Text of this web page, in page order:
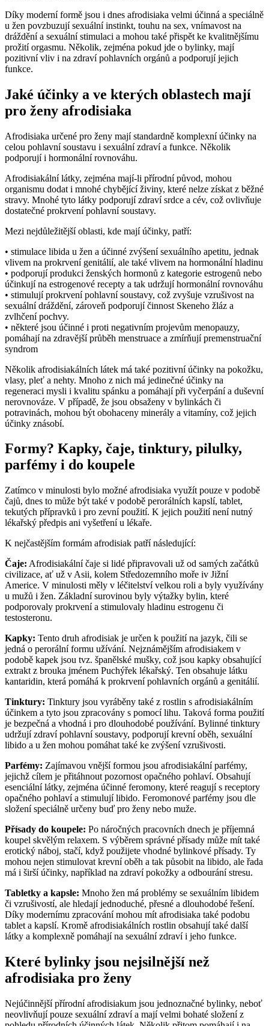
Díky moderní formě jsou i dnes afrodisiaka velmi účinná a speciálně
u žen povzbuzují sexuální instinkt, touhu na sex, vnímavost na
dráždění a sexuální stimulaci a mohou také přispět ke kvalitnějšímu
prožití orgasmu. Několik, zejména pokud jde o bylinky, mají
pozitivní vliv i na zdraví pohlavních orgánů a podporují jejich
funkce.
Jaké účinky a ve kterých oblastech mají
pro ženy afrodisiaka
Afrodisiaka určené pro ženy mají standardně komplexní účinky na
celou pohlavní soustavu i sexuální zdraví a funkce. Několik
podporují i hormonální rovnováhu.
Afrodisiakální látky, zejména mají-li přírodní původ, mohou
organismu dodat i mnohé chybějící živiny, které nelze získat z běžné
stravy. Mnohé tyto látky podporují zdraví srdce a cév, což ovlivňuje
dostatečné prokrvení pohlavní soustavy.
Mezi nejdůležitější oblasti, kde mají účinky, patří:
• stimulace libida u žen a účinné zvýšení sexuálního apetitu, jednak
vlivem na prokrvení genitálií, ale také vlivem na hormonální hladinu
• podporují produkci ženských hormonů z kategorie estrogenů nebo
účinkují na estrogenové recepty a tak udržují hormonální rovnováhu
• stimulují prokrvení pohlavní soustavy, což zvyšuje vzrušivost na
sexuální dráždění, zároveň podporují činnost Skeneho žláz a
zvlhčení pochvy.
• některé jsou účinné i proti negativním projevům menopauzy,
pomáhají na zdravější průběh menstruace a zmírňují premenstruační
syndrom
Několik afrodisiakálních látek má také pozitivní účinky na pokožku,
vlasy, pleť a nehty. Mnoho z nich má jedinečné účinky na
regeneraci mysli i kvalitu spánku a pomáhají při vyčerpání a duševní
nerovnováze. V případě, že jsou obsaženy v bylinkách či
potravinách, mohou být obohaceny minerály a vitamíny, což jejich
účinky znásobí.
Formy? Kapky, čaje, tinktury, pilulky,
parfémy i do koupele
Zatímco v minulosti bylo možné afrodisiaka využít pouze v podobě
čajů, dnes to může být také v podobě perorálních kapslí, tablet,
tekutých přípravků i pro zevní použití. K jejich použití není nutný
lékařský předpis ani vyšetření u lékaře.
K nejčastějším formám afrodisiak patří následující:
Čaje: Afrodisiakální čaje si lidé připravovali už od samých začátků
civilizace, ať už v Asii, kolem Středozemního moře iv Jižní
Americe. V minulosti měly v léčitelství velkou roli a byly využívány
u mužů i žen. Základní surovinou byly výtažky bylin, které
podporovaly prokrvení a stimulovaly hladinu estrogenu či
testosteronu.
Kapky: Tento druh afrodisiak je určen k použití na jazyk, čili se
jedná o perorální formu užívání. Nejznámějším afrodisiakem v
podobě kapek jsou tvz. španělské mušky, což jsou kapky obsahující
extrakt z brouka jménem Puchýřek lékařský. Ten obsahuje látku
kantaridin, která pomáhá k prokrvení pohlavních orgánů a genitálií.
Tinktury: Tinktury jsou vyráběny také z rostlin s afrodisiakálním
účinkem a tyto jsou zpracovány s pomocí lihu. Taková forma použití
je bezpečná a vhodná i pro dlouhodobé používání. Bylinné tinktury
udržují zdraví pohlavní soustavy, podporují krevní oběh, sexuální
libido a u žen mohou pomáhat také ke zvýšení vzrušivosti.
Parfémy: Zajímavou vnější formou jsou afrodisiakální parfémy,
jejichž cílem je přitáhnout pozornost opačného pohlaví. Obsahují
esenciální látky, zejména účinné feromony, které reagují s receptory
opačného pohlaví a stimulují libido. Feromonové parfémy jsou dle
složení speciálně určeny buď pro ženy nebo muže.
Přísady do koupele: Po náročných pracovních dnech je příjemná
koupel skvělým relaxem. S výběrem správné přísady může mít také
erotický náboj, stačí, když použijete vhodné bylinkové přísady. Ty
mohou nejen stimulovat krevní oběh a tak působit na libido, ale řada
má i širší účinky, například na zdraví pokožky a odbourání stresu.
Tabletky a kapsle: Mnoho žen má problémy se sexuálním libidem
či vzrušivostí, ale hledají jednoduché, přesné a dlouhodobé řešení.
Díky modernímu zpracování mohou mít afrodisiaka také podobu
tablet a kapslí. Kromě afrodisiakálních rostlin obsahují také další
látky a komplexně pomáhají na sexuální zdraví i jeho funkce.
Které bylinky jsou nejsilnější než
afrodisiaka pro ženy
Nejúčinnější přírodní afrodisiakum jsou jednoznačné bylinky, neboť
neovlivňují pouze sexuální zdraví a mají velmi bohaté složení z